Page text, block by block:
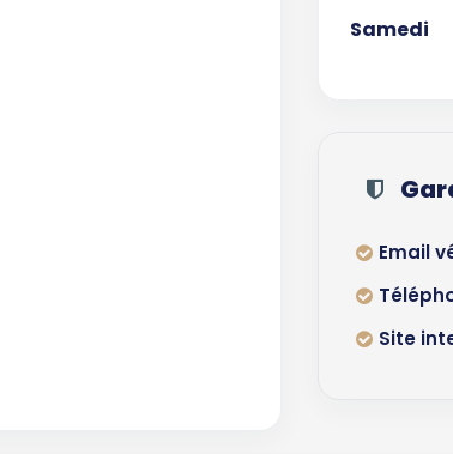
Samedi
Email
Site